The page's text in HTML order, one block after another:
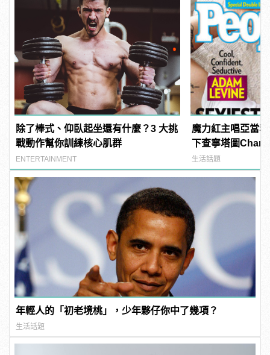
除了棒式、仰臥起坐還有什麼？3 大挑
戰動作幫你訓練核心肌群
ENTERTAINMENT
魔力紅主唱亞當
下查寧塔圖
《PEOPLE》時
男人！
生活話題
年輕人的「初老境桃」，少年夥仔你中了幾項？
生活話題